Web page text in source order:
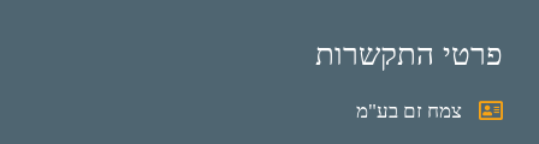
פרטי התקשרות
צמח זם בע"מ